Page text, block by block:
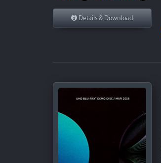
Details & Download